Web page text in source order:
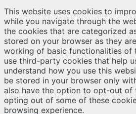
This website uses cookies to
while you navigate through the
the cookies that are categorized
stored on your browser as they
working of basic functionalities of
use third-party cookies that help
understand how you use this
be stored in your browser only
also have the option to opt-out of
opting out of some of these
browsing experience.